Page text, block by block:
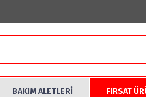
BAKIM ALETLERİ FIRSAT